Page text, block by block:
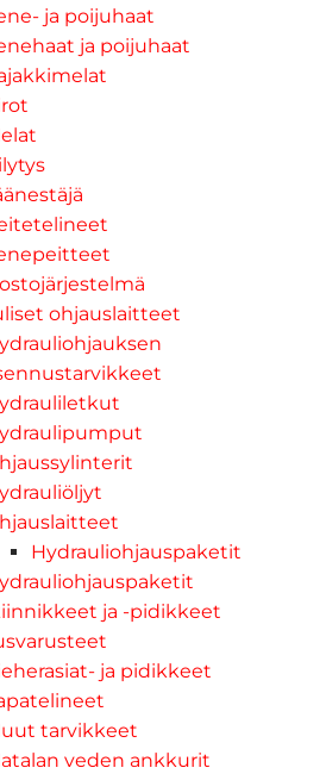
ja poijuhaat
ja poijuhaat
ohjauslaitteet
Hydrauliohjauspaketit
ja -pidikkeet
ja pidikkeet
tarvikkeet
veden ankkurit